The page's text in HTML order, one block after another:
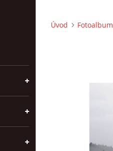
Úvod Fotoalbum